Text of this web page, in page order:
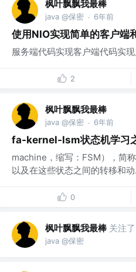
枫叶飘飘我最棒
java @保密 · 6年前
使用NIO实现简单的客户端
服务端代码实现客户端代码实
2
枫叶飘飘我最棒
java @保密 · 6年前
fa-kernel-lsm状态机学习
machine，缩写：FSM），简
以及在这些状态之间的转移和动
0
枫叶飘飘我最棒 关注了
java @保密